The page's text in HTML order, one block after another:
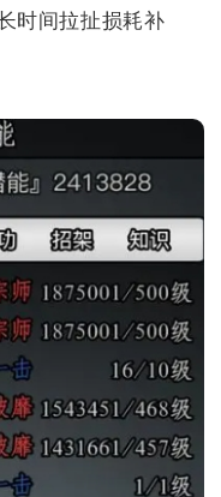
时间拉扯损耗补